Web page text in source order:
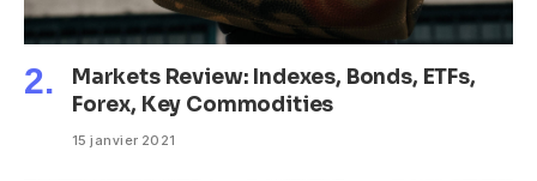
Markets Review: Indexes, Bonds, ETFs,
Forex, Key Commodities
15 janvier 2021